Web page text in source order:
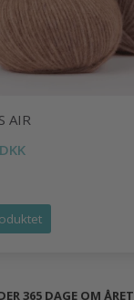
AIR
365 DAGE OM ÅRET